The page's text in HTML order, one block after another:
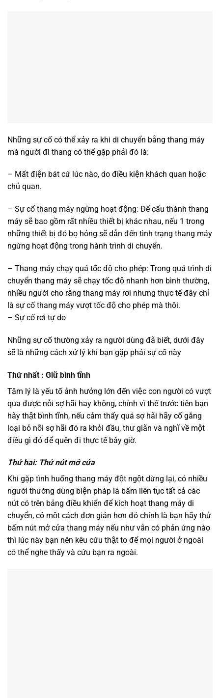
Những sự cố có thể xảy ra khi di chuyển bằng thang máy
mà người đi thang có thể gặp phải đó là:
– Mất điện bát cứ lúc nào, do điều kiện khách quan hoặc
chủ quan.
– Sự cố thang máy ngừng hoạt động: Để cấu thành thang
máy sẽ bao gồm rất nhiều thiết bị khác nhau, nếu 1 trong
những thiết bị đó bọ hỏng sẽ dẫn đến tình trạng thang máy
ngừng hoạt động trong hành trình di chuyển.
– Thang máy chạy quá tốc độ cho phép: Trong quá trình di
chuyển thang máy sẽ chạy tốc độ nhanh hơn bình thường,
nhiều người cho rằng thang máy rơi nhưng thực tế đây chỉ
là sự cố thang máy vượt tốc độ cho phép mà thôi.
– Sự cố rơi tự do
Những sự cố thường xảy ra người dùng đã biết, dưới đây
sẽ là những cách xử lý khi bạn gặp phải sự cố này
Thứ nhất : Giữ bình tĩnh
Tâm lý là yếu tố ảnh hưởng lớn đến việc con người có vượt
qua được nỗi sợ hãi hay không, chính vì thế trước tiên bạn
hãy thật bình tĩnh, nếu cảm thấy quá sợ hãi hãy cố gắng
loại bỏ nỗi sợ hãi đó ra khỏi đầu, thư giãn và nghĩ về một
điều gì đó để quên đi thực tế bây giờ.
Thứ hai: Thử nút mở cửa
Khi gặp tình huống thang máy đột ngột dừng lại, có nhiều
người thường dùng biện pháp là bấm liên tục tất cả các
nút có trên bảng điều khiển để kích hoạt thang máy di
chuyển, có một cách đơn giản hơn đó chính là bạn hãy thử
bấm nút mở cửa thang máy nếu như vẫn có phản ứng nào
thì lúc này bạn nên kêu cứu thật to để mọi người ở ngoài
có thể nghe thấy và cứu bạn ra ngoài.